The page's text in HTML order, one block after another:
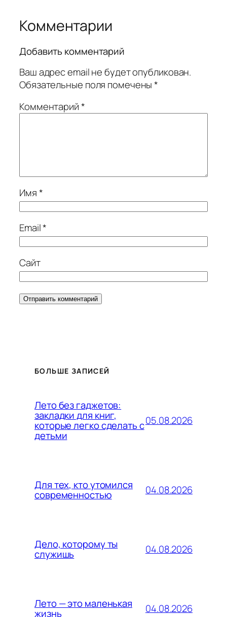
Комментарии
Добавить комментарий
Ваш адрес email не будет опубликован.
Обязательные поля помечены*
Комментарий*
Имя*
Email*
Сайт
БОЛЬШЕ ЗАПИСЕЙ
Лето без гаджетов:
закладки для книг,
которые легко сделать с
детьми
05.08.2026
Для тех, кто утомился
современностью 04.08.2026
Дело, которому ты
служишь 04.08.2026
Лето — это маленькая
жизнь 04.08.2026